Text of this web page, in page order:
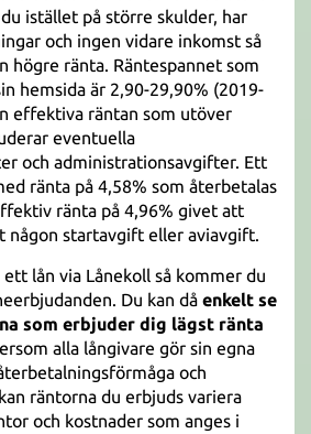
istället på större skulder, har
och ingen vidare inkomst så
högre ränta. Räntespannet som
hemsida är 2,90-29,90% (2019-
effektiva räntan som utöver
eventuella
och administrationsavgifter. Ett
ränta på 4,58% som återbetalas
ränta på 4,96% givet att
någon startavgift eller aviavgift.
lån via Lånekoll så kommer du
Du kan då enkelt se
som erbjuder dig lägst ränta
alla långivare gör sin egna
och
räntorna du erbjuds variera
och kostnader som anges i